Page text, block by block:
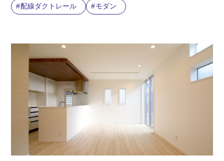
配線ダクトレール
モダン